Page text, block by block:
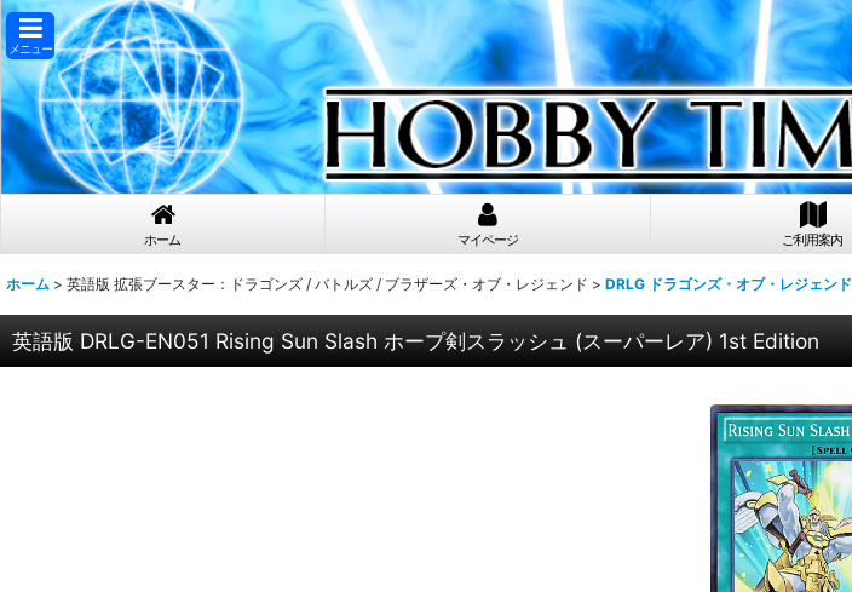
メニュー
ホーム マイページ ご利用案内
ホーム > 英語版 拡張ブースター：ドラゴンズ / バトルズ / ブラザーズ・オブ・レジェンド > DRLG ドラゴンズ・オブ・レジェンド
英語版 DRLG-EN051 Rising Sun Slash ホープ剣スラッシュ (スーパーレア) 1st Edition